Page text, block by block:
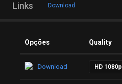
Links Download
Opções Quality
Download HD 1080p